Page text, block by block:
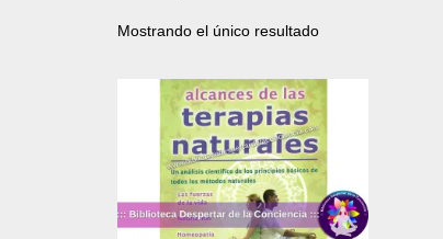
Mostrando el único resultado